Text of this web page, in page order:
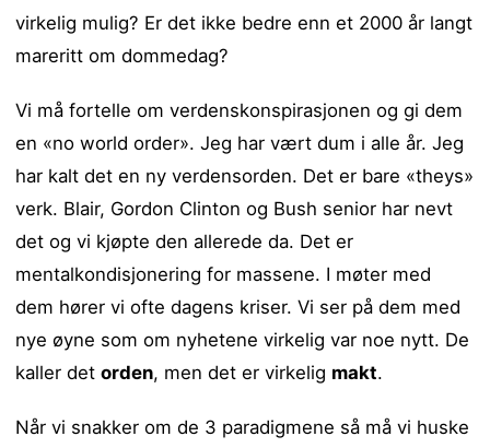
virkelig mulig? Er det ikke bedre enn et 2000 år langt
mareritt om dommedag?
Vi må fortelle om verdenskonspirasjonen og gi dem
en «no world order». Jeg har vært dum i alle år. Jeg
har kalt det en ny verdensorden. Det er bare «theys»
verk. Blair, Gordon Clinton og Bush senior har nevt
det og vi kjøpte den allerede da. Det er
mentalkondisjonering for massene. I møter med
dem hører vi ofte dagens kriser. Vi ser på dem med
nye øyne som om nyhetene virkelig var noe nytt. De
kaller detorden, men det er virkelig makt.
Når vi snakker om de 3 paradigmene så må vi huske